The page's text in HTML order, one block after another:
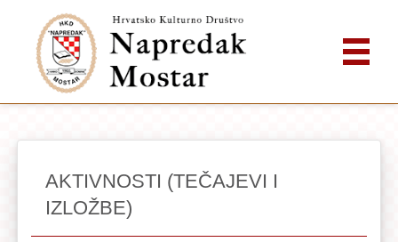
AKTIVNOSTI (TEČAJEVI I
IZLOŽBE)